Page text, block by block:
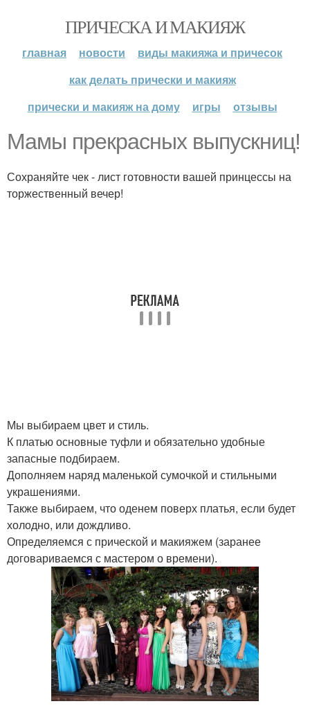
ПРИЧЕСКА И МАКИЯЖ
главная новости
виды макияжа и причесок
как делать прически и макияж
прически и макияж на дому
игры отзывы
Мамы прекрасных выпускниц!
Сохраняйте чек - лист готовности вашей принцессы на
торжественный вечер!
Мы выбираем цвет и стиль.
К платью основные туфли и обязательно удобные
запасные подбираем.
Дополняем наряд маленькой сумочкой и стильными
украшениями.
Также выбираем, что оденем поверх платья, если будет
холодно, или дождливо.
Определяемся с прической и макияжем (заранее
договариваемся с мастером о времени).